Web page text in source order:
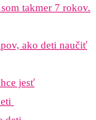
takmer 7 rokov.
ako deti naučiť
jesť